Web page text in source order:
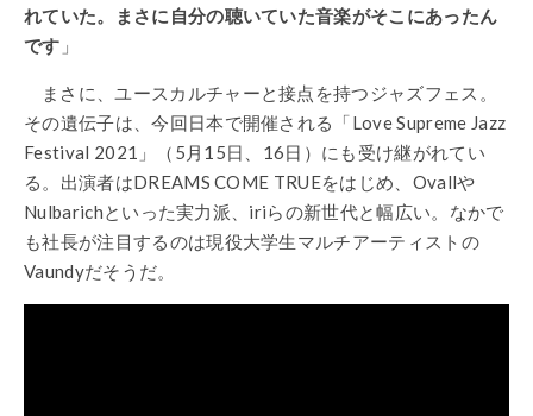
れていた。まさに自分の聴いていた音楽がそこにあったん
です 」
まさに、ユースカルチャーと接点を持つジャズフェス。
その遺伝子は、今回日本で開催される「Love Supreme Jazz
Festival 2021」（5月15日、16日）にも受け継がれてい
る。出演者はDREAMS COME TRUEをはじめ、Ovallや
Nulbarichといった実力派、iriらの新世代と幅広い。なかで
も社長が注目するのは現役大学生マルチアーティストの
Vaundyだそうだ。